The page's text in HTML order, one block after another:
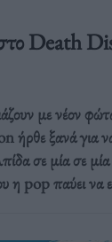
Death
με νέον
ξανά για
σε μία σε
η pop παύει να